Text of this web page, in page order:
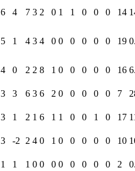
6 4 7 3 2 0 1 1 0 0 0 14
5 1 4 3 4 0 0 0 0 0 0 19
4 0 2 2 8 1 0 0 0 0 0 16
3 3 6 3 6 2 0 0 0 0 0 7
3 1 2 1 6 1 1 0 0 1 0 17
3 -2 2 4 0 1 0 0 0 0 0 10
1 1 1 0 0 0 0 0 0 0 0 2